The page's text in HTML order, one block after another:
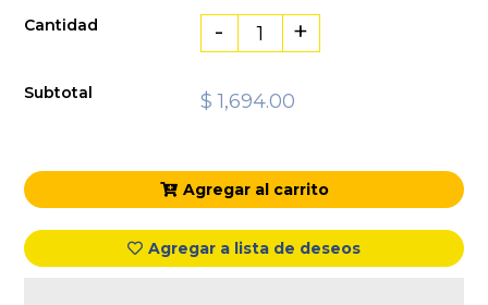
Cantidad - +
Subtotal $ 1,694.00
Agregar al carrito
Agregar a lista de deseos